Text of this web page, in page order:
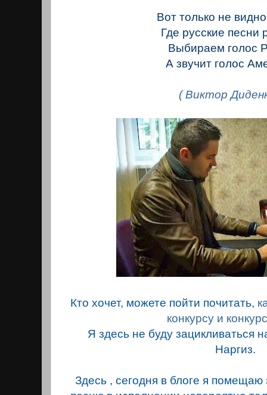
Вот только не
Где русские песни
Выбираем голос
А звучит голос
( Виктор
Кто хочет, можете пойти почитать,
конкурсу и
Я здесь не буду зацикливаться
Наргиз.
Здесь , сегодня в блоге я